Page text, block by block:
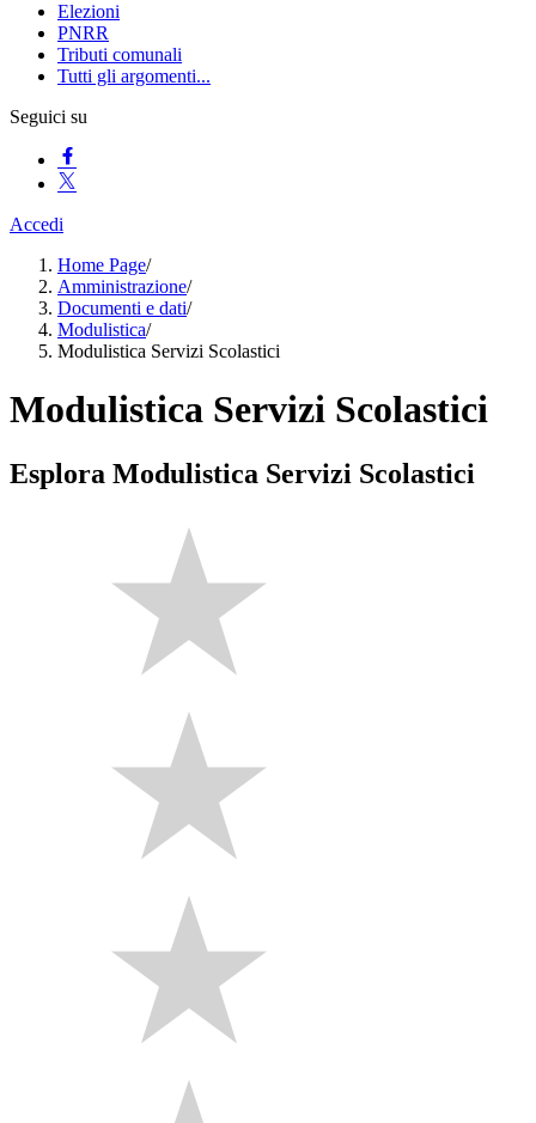
Elezioni
PNRR
Tributi comunali
Tutti gli argomenti...
Seguici su
Accedi
Home Page/
Amministrazione/
Documenti e dati/
Modulistica/
Modulistica Servizi Scolastici
Modulistica Servizi Scolastici
Esplora Modulistica Servizi Scolastici